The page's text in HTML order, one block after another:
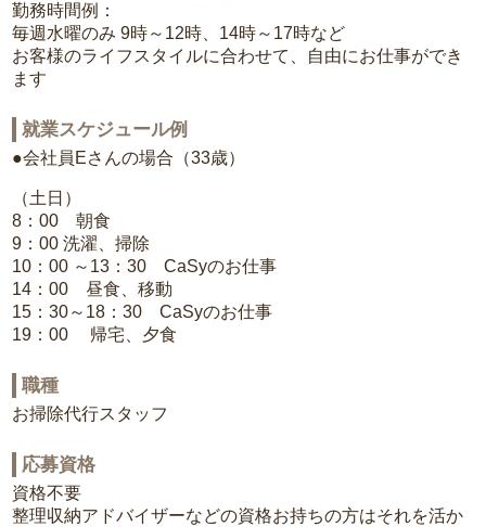
勤務時間例：
毎週水曜のみ 9時～12時、14時～17時など
お客様のライフスタイルに合わせて、自由にお仕事ができ
ます
就業スケジュール例
●会社員Eさんの場合（33歳）
（土日）
8：00 朝食
9：00 洗濯、掃除
10：00 ～13：30 CaSyのお仕事
14：00 昼食、移動
15：30～18：30 CaSyのお仕事
19：00 帰宅、夕食
職種
お掃除代行スタッフ
応募資格
資格不要
整理収納アドバイザーなどの資格お持ちの方はそれを活か